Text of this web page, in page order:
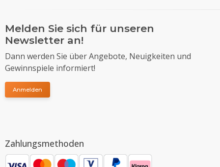
Melden Sie sich für unseren
Newsletter an!
Dann werden Sie über Angebote, Neuigkeiten und
Gewinnspiele informiert!
Anmelden
Zahlungsmethoden